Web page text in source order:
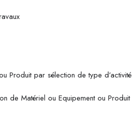
Produit par sélection de type d’activité
de Matériel ou Equipement ou Produit